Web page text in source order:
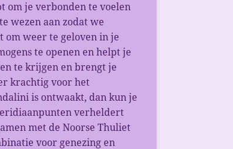
om je verbonden te voelen
wezen aan zodat we
weer te geloven in je
te openen en helpt je
te krijgen en brengt je
krachtig voor het
is ontwaakt, dan kun je
verheldert
met de Noorse Thuliet
voor genezing en